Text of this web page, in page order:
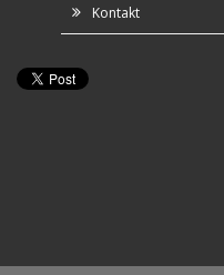
Kontakt